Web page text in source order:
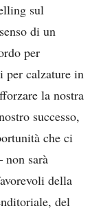
sul
di un
per
per calzature in
la nostra
successo,
che ci
non sarà
della
del